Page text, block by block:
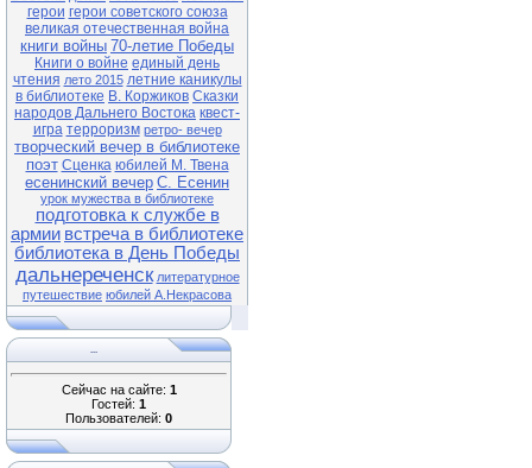
герои герои советского союза
великая отечественная война
книги войны 70-летие Победы
Книги о войне единый день
чтения лето 2015 летние каникулы
в библиотеке В. Коржиков Сказки
народов Дальнего Востока квест-
игра терроризм ретро- вечер
творческий вечер в библиотеке
поэт Сценка юбилей М. Твена
есенинский вечер С. Есенин
урок мужества в библиотеке
подготовка к службе в
армии встреча в библиотеке
библиотека в День Победы
дальнереченск литературное
путешествие юбилей А.Некрасова
...
Сейчас на сайте: 1
Гостей: 1
Пользователей: 0